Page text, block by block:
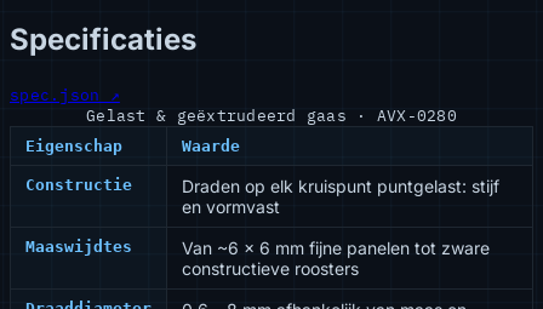
Specificaties
spec.json ↗
Gelast & geëxtrudeerd gaas · AVX-0280
Eigenschap Waarde
Constructie
Draden op elk kruispunt puntgelast: stijf
en vormvast
Maaswijdtes
Van ~6 × 6 mm fijne panelen tot zware
constructieve roosters